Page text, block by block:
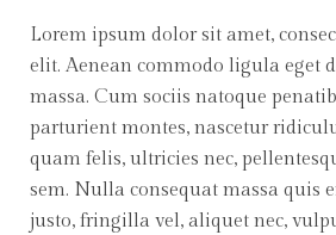
Lorem ipsum dolor sit amet,
elit. Aenean commodo ligula eget
massa. Cum sociis natoque
parturient montes, nascetur
quam felis, ultricies nec,
sem. Nulla consequat massa quis
justo, fringilla vel, aliquet nec,